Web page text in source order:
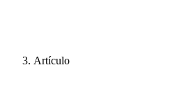
Artículo